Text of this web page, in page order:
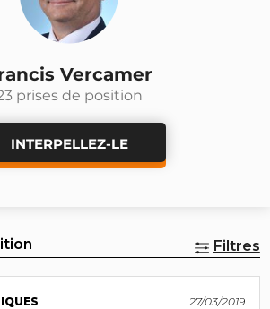
Vercamer
prises de position
INTERPELLEZ-LE
Filtres
27/03/2019